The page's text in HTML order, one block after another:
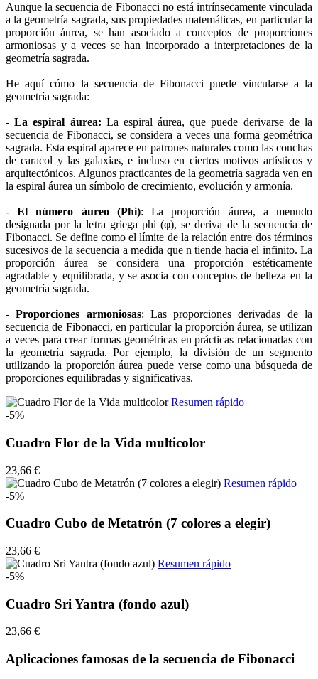
Aunque la secuencia de Fibonacci no está intrínsecamente vinculada
a la geometría sagrada, sus propiedades matemáticas, en particular la
proporción áurea, se han asociado a conceptos de proporciones
armoniosas y a veces se han incorporado a interpretaciones de la
geometría sagrada.
He aquí cómo la secuencia de Fibonacci puede vincularse a la
geometría sagrada:
-La espiral áurea: La espiral áurea, que puede derivarse de la
secuencia de Fibonacci, se considera a veces una forma geométrica
sagrada. Esta espiral aparece en patrones naturales como las conchas
de caracol y las galaxias, e incluso en ciertos motivos artísticos y
arquitectónicos. Algunos practicantes de la geometría sagrada ven en
la espiral áurea un símbolo de crecimiento, evolución y armonía.
-El número áureo (Phi): La proporción áurea, a menudo
designada por la letra griega phi (φ), se deriva de la secuencia de
Fibonacci. Se define como el límite de la relación entre dos términos
sucesivos de la secuencia a medida que n tiende hacia el infinito. La
proporción áurea se considera una proporción estéticamente
agradable y equilibrada, y se asocia con conceptos de belleza en la
geometría sagrada.
-Proporciones armoniosas: Las proporciones derivadas de la
secuencia de Fibonacci, en particular la proporción áurea, se utilizan
a veces para crear formas geométricas en prácticas relacionadas con
la geometría sagrada. Por ejemplo, la división de un segmento
utilizando la proporción áurea puede verse como una búsqueda de
proporciones equilibradas y significativas.
Resumen rápido
-5%
Cuadro Flor de la Vida multicolor
23,66 €
Resumen rápido
-5%
Cuadro Cubo de Metatrón (7 colores a elegir)
23,66 €
Resumen rápido
-5%
Cuadro Sri Yantra (fondo azul)
23,66 €
Aplicaciones famosas de la secuencia de Fibonacci